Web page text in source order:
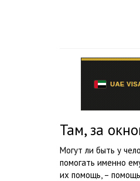
Там, за
Могут ли быть у
помогать именно
их помощь, –